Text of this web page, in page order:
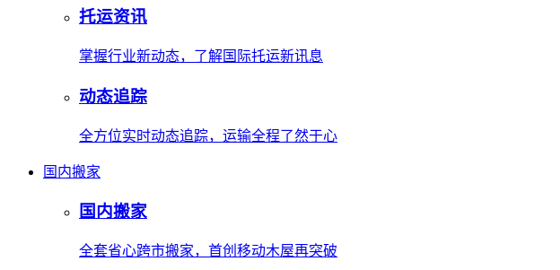
托运资讯
掌握行业新动态，了解国际托运新讯息
动态追踪
全方位实时动态追踪，运输全程了然于心
国内搬家
国内搬家
全套省心跨市搬家，首创移动木屋再突破